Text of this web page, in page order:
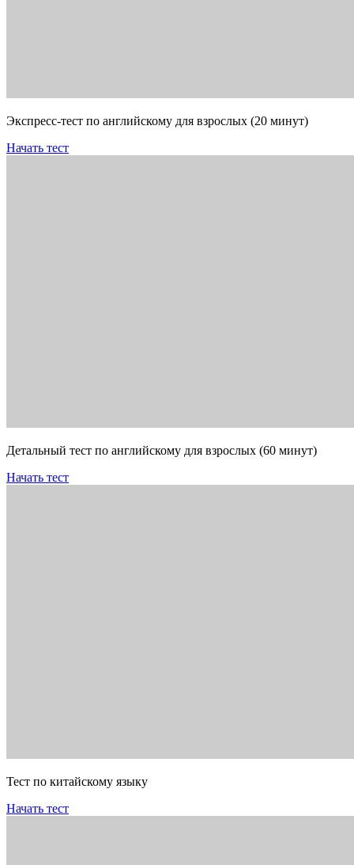
Экспресс-тест по английскому для взрослых (20 минут)
Начать тест
Детальный тест по английскому для взрослых (60 минут)
Начать тест
Тест по китайскому языку
Начать тест